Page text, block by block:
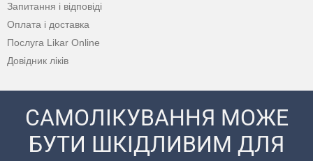
Запитання і відповіді
Оплата і доставка
Послуга Likar Online
Довідник ліків
САМОЛІКУВАННЯ МОЖЕ
БУТИ ШКІДЛИВИМ ДЛЯ